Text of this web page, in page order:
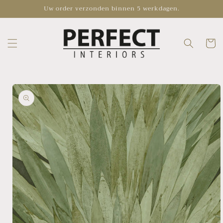
Uw order verzonden binnen 5 werkdagen.
Cart
Skip to
product
information